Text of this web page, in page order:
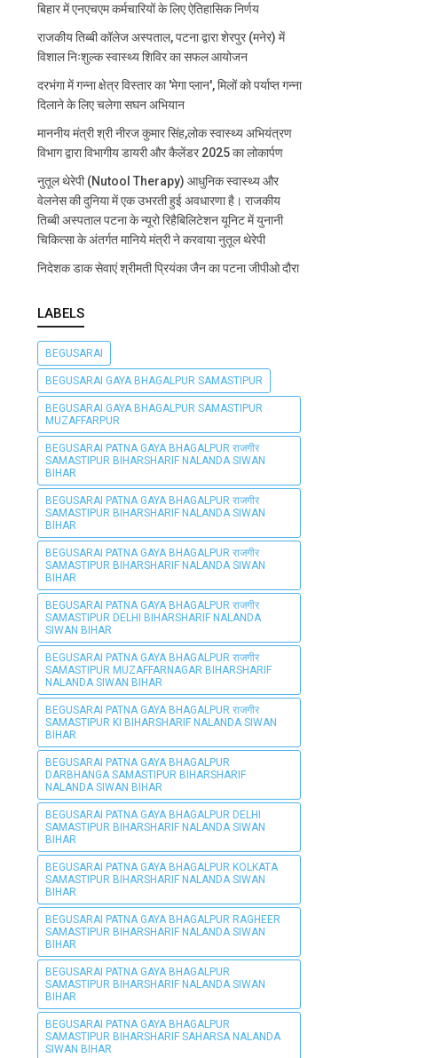
बिहार में एनएचएम कर्मचारियों के लिए ऐतिहासिक निर्णय
राजकीय तिब्बी कॉलेज अस्पताल, पटना द्वारा शेरपुर (मनेर) में
विशाल निःशुल्क स्वास्थ्य शिविर का सफल आयोजन
दरभंगा में गन्ना क्षेत्र विस्तार का 'मेगा प्लान', मिलों को पर्याप्त गन्ना
दिलाने के लिए चलेगा सघन अभियान
माननीय मंत्री श्री नीरज कुमार सिंह,लोक स्वास्थ्य अभियंत्रण
विभाग द्वारा विभागीय डायरी और कैलेंडर 2025 का लोकार्पण
नुतूल थेरेपी (Nutool Therapy) आधुनिक स्वास्थ्य और
वेलनेस की दुनिया में एक उभरती हुई अवधारणा है। राजकीय
तिब्बी अस्पताल पटना के न्यूरो रिहैबिलिटेशन यूनिट में युनानी
चिकित्सा के अंतर्गत मानिये मंत्री ने करवाया नुतूल थेरेपी
निदेशक डाक सेवाएं श्रीमती प्रियंका जैन का पटना जीपीओ दौरा
LABELS
BEGUSARAI
BEGUSARAI GAYA BHAGALPUR SAMASTIPUR
BEGUSARAI GAYA BHAGALPUR SAMASTIPUR
MUZAFFARPUR
BEGUSARAI PATNA GAYA BHAGALPUR राजगीर
SAMASTIPUR BIHARSHARIF NALANDA SIWAN
BIHAR
BEGUSARAI PATNA GAYA BHAGALPUR राजगीर
SAMASTIPUR BIHARSHARIF NALANDA SIWAN
BIHAR
BEGUSARAI PATNA GAYA BHAGALPUR राजगीर
SAMASTIPUR BIHARSHARIF NALANDA SIWAN
BIHAR
BEGUSARAI PATNA GAYA BHAGALPUR राजगीर
SAMASTIPUR DELHI BIHARSHARIF NALANDA
SIWAN BIHAR
BEGUSARAI PATNA GAYA BHAGALPUR राजगीर
SAMASTIPUR MUZAFFARNAGAR BIHARSHARIF
NALANDA SIWAN BIHAR
BEGUSARAI PATNA GAYA BHAGALPUR राजगीर
SAMASTIPUR KI BIHARSHARIF NALANDA SIWAN
BIHAR
BEGUSARAI PATNA GAYA BHAGALPUR
DARBHANGA SAMASTIPUR BIHARSHARIF
NALANDA SIWAN BIHAR
BEGUSARAI PATNA GAYA BHAGALPUR DELHI
SAMASTIPUR BIHARSHARIF NALANDA SIWAN
BIHAR
BEGUSARAI PATNA GAYA BHAGALPUR KOLKATA
SAMASTIPUR BIHARSHARIF NALANDA SIWAN
BIHAR
BEGUSARAI PATNA GAYA BHAGALPUR RAGHEER
SAMASTIPUR BIHARSHARIF NALANDA SIWAN
BIHAR
BEGUSARAI PATNA GAYA BHAGALPUR
SAMASTIPUR BIHARSHARIF NALANDA SIWAN
BIHAR
BEGUSARAI PATNA GAYA BHAGALPUR
SAMASTIPUR BIHARSHARIF SAHARSA NALANDA
SIWAN BIHAR